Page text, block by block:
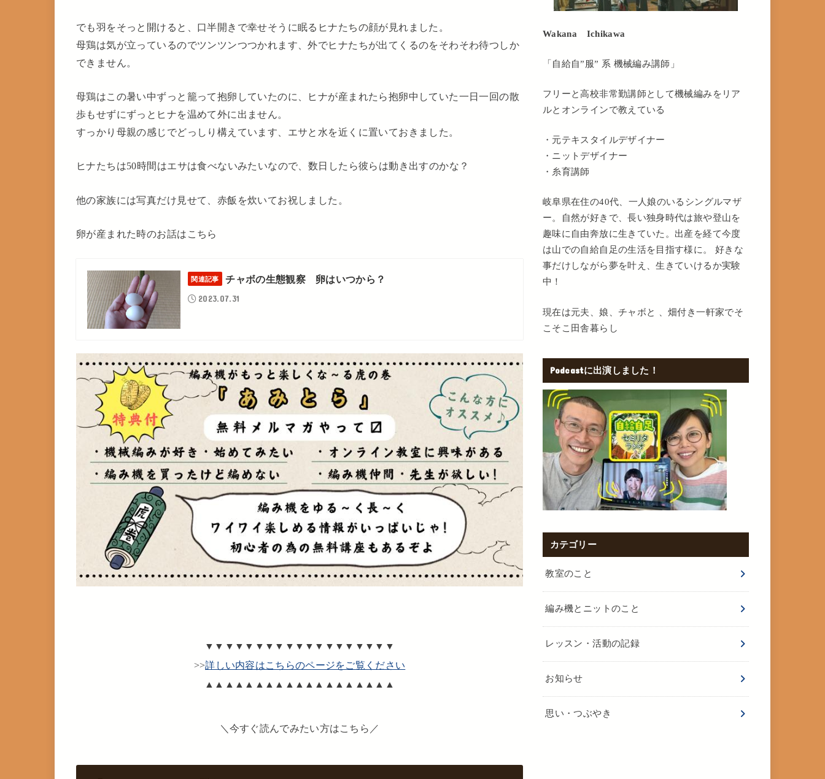
でも羽をそっと開けると、口半開きで幸せそうに眠るヒナたちの顔が見れました。
母鶏は気が立っているのでツンツンつつかれます、外でヒナたちが出てくるのをそわそわ待つしか
できません。
母鶏はこの暑い中ずっと籠って抱卵していたのに、ヒナが産まれたら抱卵中していた一日一回の散
歩もせずにずっとヒナを温めて外に出ません。
すっかり母親の感じでどっしり構えています、エサと水を近くに置いておきました。
ヒナたちは50時間はエサは食べないみたいなので、数日したら彼らは動き出すのかな？
他の家族には写真だけ見せて、赤飯を炊いてお祝しました。
卵が産まれた時のお話はこちら
関連記事 チャボの生態観察 卵はいつから？
2023.07.31
▼▼▼▼▼▼▼▼▼▼▼▼▼▼▼▼▼▼▼
>>詳しい内容はこちらのページをご覧ください
▲▲▲▲▲▲▲▲▲▲▲▲▲▲▲▲▲▲▲
＼今すぐ読んでみたい方はこちら／
Wakana Ichikawa
「自給自”服” 系 機械編み講師」
フリーと高校非常勤講師として機械編みをリア
ルとオンラインで教えている
・元テキスタイルデザイナー
・ニットデザイナー
・糸育講師
岐阜県在住の40代、一人娘のいるシングルマザ
ー。自然が好きで、長い独身時代は旅や登山を
趣味に自由奔放に生きていた。出産を経て今度
は山での自給自足の生活を目指す様に。 好きな
事だけしながら夢を叶え、生きていけるか実験
中！
現在は元夫、娘、チャボと 、畑付き一軒家でそ
こそこ田舎暮らし
Podcastに出演しました！
カテゴリー
教室のこと
編み機とニットのこと
レッスン・活動の記録
お知らせ
思い・つぶやき